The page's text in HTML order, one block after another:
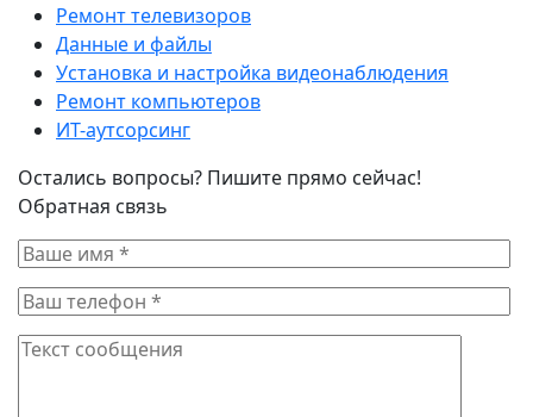
Ремонт телевизоров
Данные и файлы
Установка и настройка видеонаблюдения
Ремонт компьютеров
ИТ-аутсорсинг
Остались вопросы? Пишите прямо сейчас!
Обратная связь